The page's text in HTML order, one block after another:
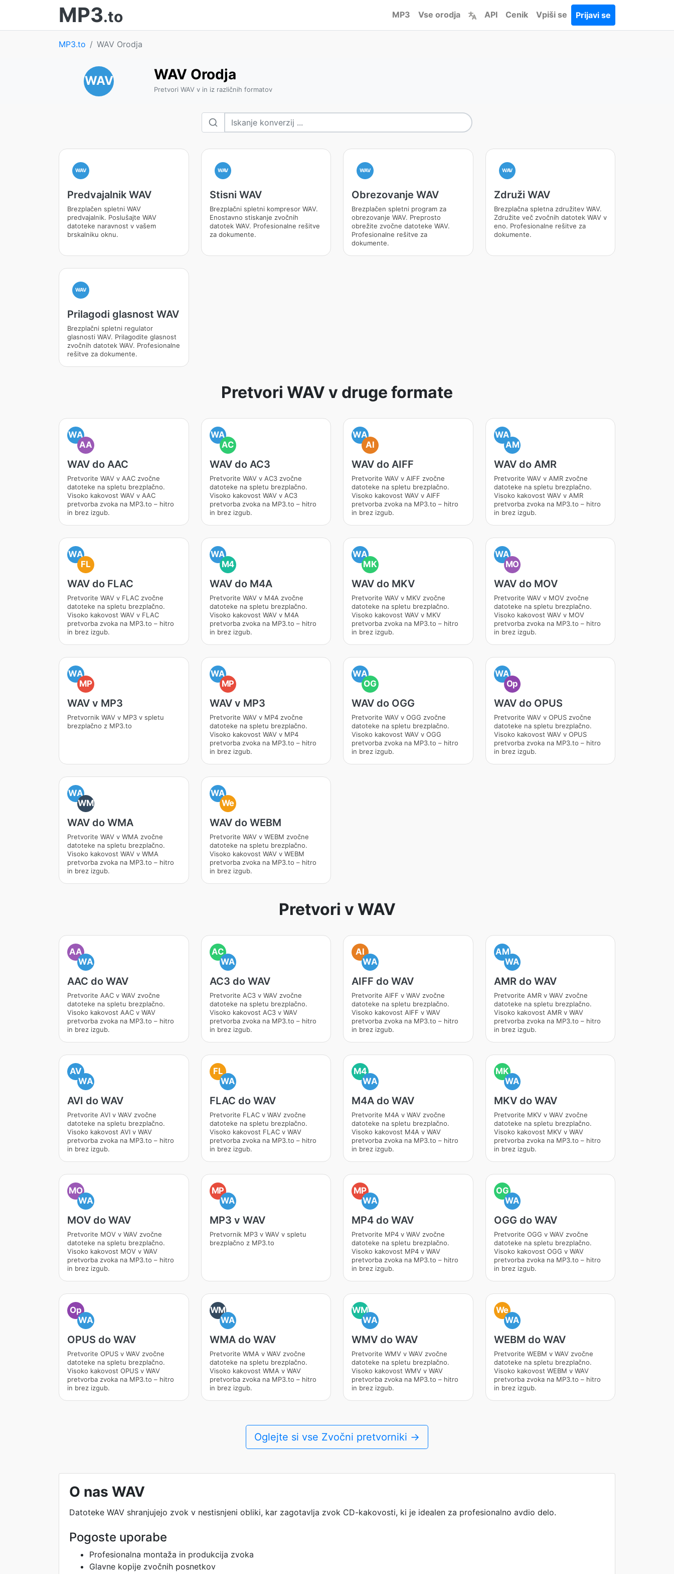
MP3.to MP3 Vse orodja API Cenik Vpiši se Prijavi se
MP3.to WAV Orodja
WAV WAV Orodja
Pretvori WAV v in iz različnih formatov
WAV
Predvajalnik WAV
Brezplačen spletni WAV
predvajalnik. Poslušajte WAV
datoteke naravnost v vašem
brskalniku oknu.
WAV
Stisni WAV
Brezplačni spletni kompresor WAV.
Enostavno stiskanje zvočnih
datotek WAV. Profesionalne rešitve
za dokumente.
WAV
Obrezovanje WAV
Brezplačen spletni program za
obrezovanje WAV. Preprosto
obrežite zvočne datoteke WAV.
Profesionalne rešitve za
dokumente.
WAV
Združi WAV
Brezplačna spletna združitev WAV.
Združite več zvočnih datotek WAV v
eno. Profesionalne rešitve za
dokumente.
WAV
Prilagodi glasnost WAV
Brezplačni spletni regulator
glasnosti WAV. Prilagodite glasnost
zvočnih datotek WAV. Profesionalne
rešitve za dokumente.
Pretvori WAV v druge formate
WA
AA
WAV do AAC
Pretvorite WAV v AAC zvočne
datoteke na spletu brezplačno.
Visoko kakovost WAV v AAC
pretvorba zvoka na MP3.to – hitro
in brez izgub.
WA
AC
WAV do AC3
Pretvorite WAV v AC3 zvočne
datoteke na spletu brezplačno.
Visoko kakovost WAV v AC3
pretvorba zvoka na MP3.to – hitro
in brez izgub.
WA
AI
WAV do AIFF
Pretvorite WAV v AIFF zvočne
datoteke na spletu brezplačno.
Visoko kakovost WAV v AIFF
pretvorba zvoka na MP3.to – hitro
in brez izgub.
WA
AM
WAV do AMR
Pretvorite WAV v AMR zvočne
datoteke na spletu brezplačno.
Visoko kakovost WAV v AMR
pretvorba zvoka na MP3.to – hitro
in brez izgub.
WA
FL
WAV do FLAC
Pretvorite WAV v FLAC zvočne
datoteke na spletu brezplačno.
Visoko kakovost WAV v FLAC
pretvorba zvoka na MP3.to – hitro
in brez izgub.
WA
M4
WAV do M4A
Pretvorite WAV v M4A zvočne
datoteke na spletu brezplačno.
Visoko kakovost WAV v M4A
pretvorba zvoka na MP3.to – hitro
in brez izgub.
WA
MK
WAV do MKV
Pretvorite WAV v MKV zvočne
datoteke na spletu brezplačno.
Visoko kakovost WAV v MKV
pretvorba zvoka na MP3.to – hitro
in brez izgub.
WA
MO
WAV do MOV
Pretvorite WAV v MOV zvočne
datoteke na spletu brezplačno.
Visoko kakovost WAV v MOV
pretvorba zvoka na MP3.to – hitro
in brez izgub.
WA
MP
WAV v MP3
Pretvornik WAV v MP3 v spletu
brezplačno z MP3.to
WA
MP
WAV v MP3
Pretvorite WAV v MP4 zvočne
datoteke na spletu brezplačno.
Visoko kakovost WAV v MP4
pretvorba zvoka na MP3.to – hitro
in brez izgub.
WA
OG
WAV do OGG
Pretvorite WAV v OGG zvočne
datoteke na spletu brezplačno.
Visoko kakovost WAV v OGG
pretvorba zvoka na MP3.to – hitro
in brez izgub.
WA
Op
WAV do OPUS
Pretvorite WAV v OPUS zvočne
datoteke na spletu brezplačno.
Visoko kakovost WAV v OPUS
pretvorba zvoka na MP3.to – hitro
in brez izgub.
WA
WM
WAV do WMA
Pretvorite WAV v WMA zvočne
datoteke na spletu brezplačno.
Visoko kakovost WAV v WMA
pretvorba zvoka na MP3.to – hitro
in brez izgub.
WA
We
WAV do WEBM
Pretvorite WAV v WEBM zvočne
datoteke na spletu brezplačno.
Visoko kakovost WAV v WEBM
pretvorba zvoka na MP3.to – hitro
in brez izgub.
Pretvori v WAV
AA
WA
AAC do WAV
Pretvorite AAC v WAV zvočne
datoteke na spletu brezplačno.
Visoko kakovost AAC v WAV
pretvorba zvoka na MP3.to – hitro
in brez izgub.
AC
WA
AC3 do WAV
Pretvorite AC3 v WAV zvočne
datoteke na spletu brezplačno.
Visoko kakovost AC3 v WAV
pretvorba zvoka na MP3.to – hitro
in brez izgub.
AI
WA
AIFF do WAV
Pretvorite AIFF v WAV zvočne
datoteke na spletu brezplačno.
Visoko kakovost AIFF v WAV
pretvorba zvoka na MP3.to – hitro
in brez izgub.
AM
WA
AMR do WAV
Pretvorite AMR v WAV zvočne
datoteke na spletu brezplačno.
Visoko kakovost AMR v WAV
pretvorba zvoka na MP3.to – hitro
in brez izgub.
AV
WA
AVI do WAV
Pretvorite AVI v WAV zvočne
datoteke na spletu brezplačno.
Visoko kakovost AVI v WAV
pretvorba zvoka na MP3.to – hitro
in brez izgub.
FL
WA
FLAC do WAV
Pretvorite FLAC v WAV zvočne
datoteke na spletu brezplačno.
Visoko kakovost FLAC v WAV
pretvorba zvoka na MP3.to – hitro
in brez izgub.
M4
WA
M4A do WAV
Pretvorite M4A v WAV zvočne
datoteke na spletu brezplačno.
Visoko kakovost M4A v WAV
pretvorba zvoka na MP3.to – hitro
in brez izgub.
MK
WA
MKV do WAV
Pretvorite MKV v WAV zvočne
datoteke na spletu brezplačno.
Visoko kakovost MKV v WAV
pretvorba zvoka na MP3.to – hitro
in brez izgub.
MO
WA
MOV do WAV
Pretvorite MOV v WAV zvočne
datoteke na spletu brezplačno.
Visoko kakovost MOV v WAV
pretvorba zvoka na MP3.to – hitro
in brez izgub.
MP
WA
MP3 v WAV
Pretvornik MP3 v WAV v spletu
brezplačno z MP3.to
MP
WA
MP4 do WAV
Pretvorite MP4 v WAV zvočne
datoteke na spletu brezplačno.
Visoko kakovost MP4 v WAV
pretvorba zvoka na MP3.to – hitro
in brez izgub.
OG
WA
OGG do WAV
Pretvorite OGG v WAV zvočne
datoteke na spletu brezplačno.
Visoko kakovost OGG v WAV
pretvorba zvoka na MP3.to – hitro
in brez izgub.
Op
WA
OPUS do WAV
Pretvorite OPUS v WAV zvočne
datoteke na spletu brezplačno.
Visoko kakovost OPUS v WAV
pretvorba zvoka na MP3.to – hitro
in brez izgub.
WM
WA
WMA do WAV
Pretvorite WMA v WAV zvočne
datoteke na spletu brezplačno.
Visoko kakovost WMA v WAV
pretvorba zvoka na MP3.to – hitro
in brez izgub.
WM
WA
WMV do WAV
Pretvorite WMV v WAV zvočne
datoteke na spletu brezplačno.
Visoko kakovost WMV v WAV
pretvorba zvoka na MP3.to – hitro
in brez izgub.
We
WA
WEBM do WAV
Pretvorite WEBM v WAV zvočne
datoteke na spletu brezplačno.
Visoko kakovost WEBM v WAV
pretvorba zvoka na MP3.to – hitro
in brez izgub.
Oglejte si vse Zvočni pretvorniki →
O nas WAV
Datoteke WAV shranjujejo zvok v nestisnjeni obliki, kar zagotavlja zvok CD-kakovosti, ki je idealen za profesionalno avdio delo.
Pogoste uporabe
Profesionalna montaža in produkcija zvoka
Glavne kopije zvočnih posnetkov